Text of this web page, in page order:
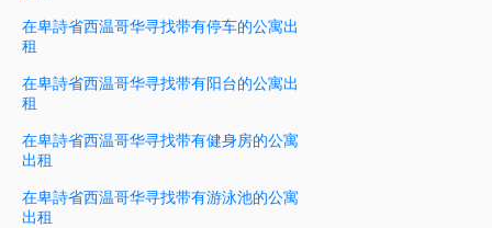
在卑詩省西温哥华寻找带有停车的公寓出
租
在卑詩省西温哥华寻找带有阳台的公寓出
租
在卑詩省西温哥华寻找带有健身房的公寓
出租
在卑詩省西温哥华寻找带有游泳池的公寓
出租